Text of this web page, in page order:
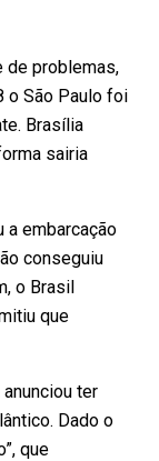
de problemas,
o São Paulo foi
Brasília
sairia
a embarcação
conseguiu
o Brasil
que
ter
Dado o
que